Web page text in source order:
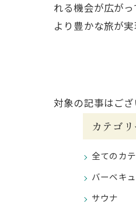
れる機会が広が
より豊かな旅が実
対象の記事はご
カテゴ
全てのカ
バーベキ
サウナ